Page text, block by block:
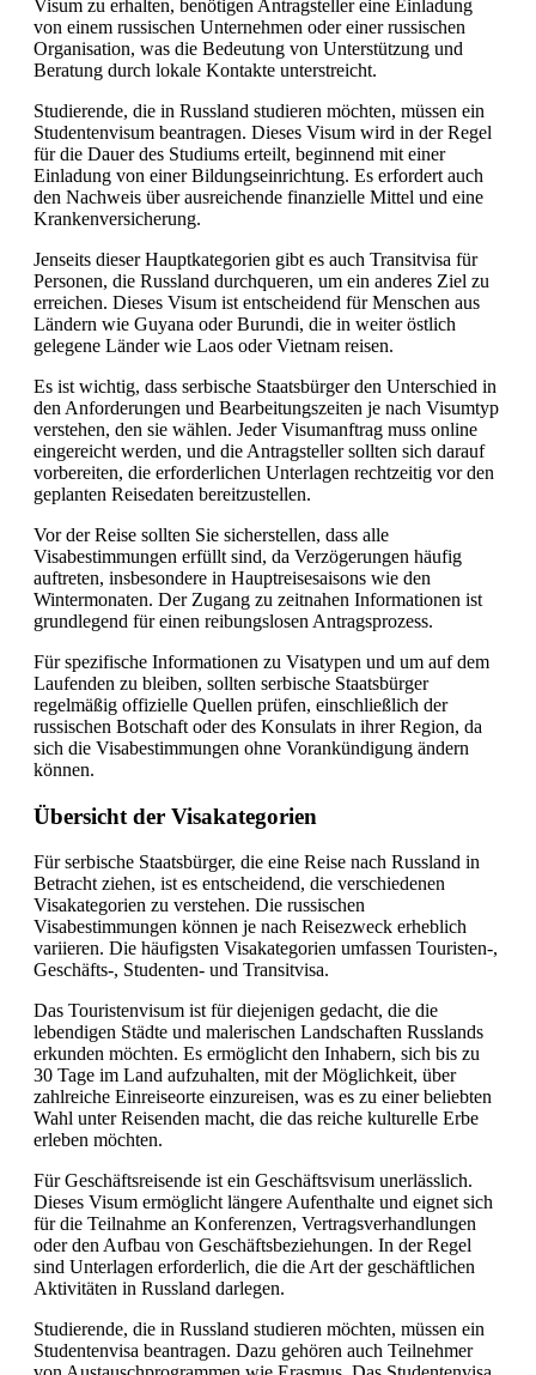
Visum zu erhalten, benötigen Antragsteller eine Einladung
von einem russischen Unternehmen oder einer russischen
Organisation, was die Bedeutung von Unterstützung und
Beratung durch lokale Kontakte unterstreicht.
Studierende, die in Russland studieren möchten, müssen ein
Studentenvisum beantragen. Dieses Visum wird in der Regel
für die Dauer des Studiums erteilt, beginnend mit einer
Einladung von einer Bildungseinrichtung. Es erfordert auch
den Nachweis über ausreichende finanzielle Mittel und eine
Krankenversicherung.
Jenseits dieser Hauptkategorien gibt es auch Transitvisa für
Personen, die Russland durchqueren, um ein anderes Ziel zu
erreichen. Dieses Visum ist entscheidend für Menschen aus
Ländern wie Guyana oder Burundi, die in weiter östlich
gelegene Länder wie Laos oder Vietnam reisen.
Es ist wichtig, dass serbische Staatsbürger den Unterschied in
den Anforderungen und Bearbeitungszeiten je nach Visumtyp
verstehen, den sie wählen. Jeder Visumanftrag muss online
eingereicht werden, und die Antragsteller sollten sich darauf
vorbereiten, die erforderlichen Unterlagen rechtzeitig vor den
geplanten Reisedaten bereitzustellen.
Vor der Reise sollten Sie sicherstellen, dass alle
Visabestimmungen erfüllt sind, da Verzögerungen häufig
auftreten, insbesondere in Hauptreisesaisons wie den
Wintermonaten. Der Zugang zu zeitnahen Informationen ist
grundlegend für einen reibungslosen Antragsprozess.
Für spezifische Informationen zu Visatypen und um auf dem
Laufenden zu bleiben, sollten serbische Staatsbürger
regelmäßig offizielle Quellen prüfen, einschließlich der
russischen Botschaft oder des Konsulats in ihrer Region, da
sich die Visabestimmungen ohne Vorankündigung ändern
können.
Übersicht der Visakategorien
Für serbische Staatsbürger, die eine Reise nach Russland in
Betracht ziehen, ist es entscheidend, die verschiedenen
Visakategorien zu verstehen. Die russischen
Visabestimmungen können je nach Reisezweck erheblich
variieren. Die häufigsten Visakategorien umfassen Touristen-,
Geschäfts-, Studenten- und Transitvisa.
Das Touristenvisum ist für diejenigen gedacht, die die
lebendigen Städte und malerischen Landschaften Russlands
erkunden möchten. Es ermöglicht den Inhabern, sich bis zu
30 Tage im Land aufzuhalten, mit der Möglichkeit, über
zahlreiche Einreiseorte einzureisen, was es zu einer beliebten
Wahl unter Reisenden macht, die das reiche kulturelle Erbe
erleben möchten.
Für Geschäftsreisende ist ein Geschäftsvisum unerlässlich.
Dieses Visum ermöglicht längere Aufenthalte und eignet sich
für die Teilnahme an Konferenzen, Vertragsverhandlungen
oder den Aufbau von Geschäftsbeziehungen. In der Regel
sind Unterlagen erforderlich, die die Art der geschäftlichen
Aktivitäten in Russland darlegen.
Studierende, die in Russland studieren möchten, müssen ein
Studentenvisa beantragen. Dazu gehören auch Teilnehmer